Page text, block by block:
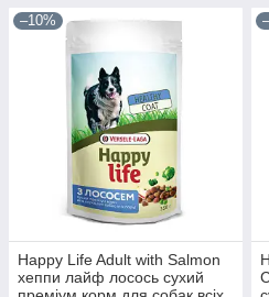
–10%
Happy Life Adult with Salmon
хеппи лайф лосось сухий